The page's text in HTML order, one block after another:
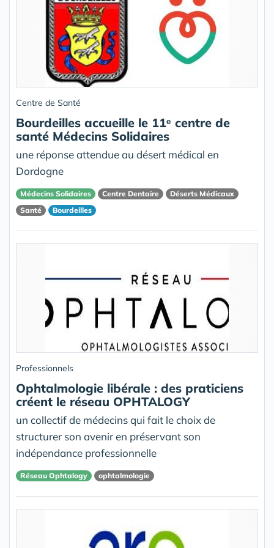
Centre de Santé
Bourdeilles accueille le 11ᵉ centre de
santé Médecins Solidaires
une réponse attendue au désert médical en
Dordogne
Médecins Solidaires Centre Dentaire
Déserts Médicaux
Santé
Bourdeilles
Professionnels
Ophtalmologie libérale : des praticiens
créent le réseau OPHTALOGY
un collectif de médecins qui fait le choix de
structurer son avenir en préservant son
indépendance professionnelle
Réseau Ophtalogy ophtalmologie